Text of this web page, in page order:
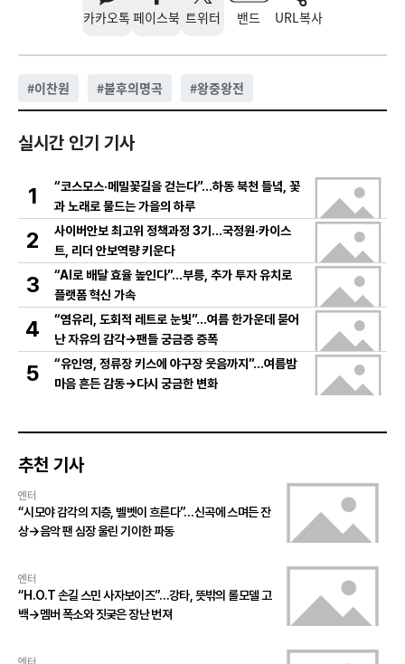
카카오톡 페이스북 트위터 밴드 URL복사
#이찬원 #불후의명곡 #왕중왕전
실시간 인기 기사
1
“코스모스·메밀꽃길을 걷는다”…하동 북천 들녘, 꽃
과 노래로 물드는 가을의 하루
2
사이버안보 최고위 정책과정 3기…국정원·카이스
트, 리더 안보역량 키운다
3
“AI로 배달 효율 높인다”…부릉, 추가 투자 유치로
플랫폼 혁신 가속
4
“염유리, 도회적 레트로 눈빛”…여름 한가운데 묻어
난 자유의 감각→팬들 궁금증 증폭
5
“유인영, 정류장 키스에 야구장 웃음까지”…여름밤
마음 흔든 감동→다시 궁금한 변화
추천 기사
엔터
“시모야 감각의 지층, 벨벳이 흐른다”…신곡에 스며든 잔
상→음악 팬 심장 울린 기이한 파동
엔터
“H.O.T 손길 스민 사자보이즈”…강타, 뜻밖의 롤모델 고
백→멤버 폭소와 짓궂은 장난 번져